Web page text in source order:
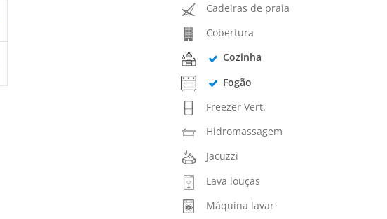
Cadeiras de praia
Cobertura
Cozinha
Fogão
Freezer Vert.
Hidromassagem
Jacuzzi
Lava louças
Máquina lavar